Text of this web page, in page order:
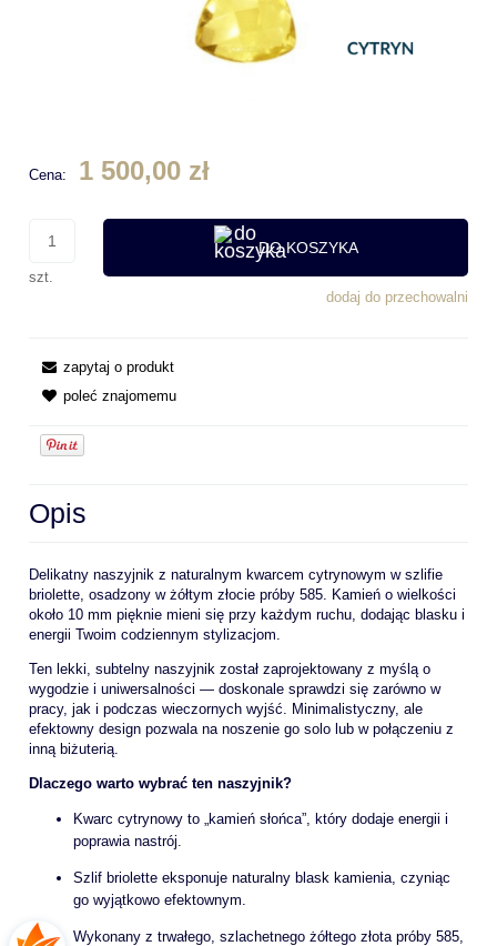
Cena: 1 500,00 zł
szt.
DO KOSZYKA
dodaj do przechowalni
zapytaj o produkt
poleć znajomemu
Opis
Delikatny naszyjnik z naturalnym kwarcem cytrynowym w szlifie
briolette, osadzony w żółtym złocie próby 585. Kamień o wielkości
około 10 mm pięknie mieni się przy każdym ruchu, dodając blasku i
energii Twoim codziennym stylizacjom.
Ten lekki, subtelny naszyjnik został zaprojektowany z myślą o
wygodzie i uniwersalności — doskonale sprawdzi się zarówno w
pracy, jak i podczas wieczornych wyjść. Minimalistyczny, ale
efektowny design pozwala na noszenie go solo lub w połączeniu z
inną biżuterią.
Dlaczego warto wybrać ten naszyjnik?
Kwarc cytrynowy to „kamień słońca”, który dodaje energii i
poprawia nastrój.
Szlif briolette eksponuje naturalny blask kamienia, czyniąc
go wyjątkowo efektownym.
Wykonany z trwałego, szlachetnego żółtego złota próby 585,